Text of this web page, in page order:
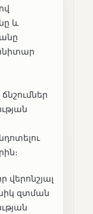
և
վերոնշյալ
զտման